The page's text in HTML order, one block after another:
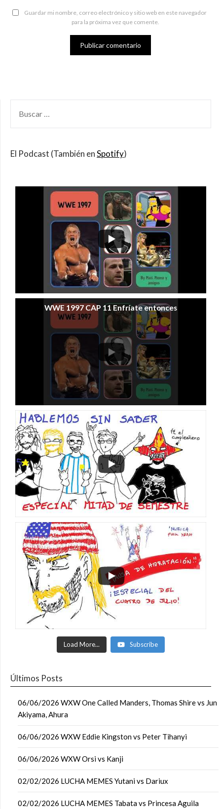
Guardar mi nombre, correo electrónico y sitio web en este navegador
para la próxima vez que comente.
POR:
El Podcast (También enSpotify)
WWE 1997 CAP 11 Enfríate entonces
Load More... Subscribe
Últimos Posts
06/06/2026 WXW One Called Manders, Thomas Shire vs Jun
Akiyama, Ahura
06/06/2026 WXW Eddie Kingston vs Peter Tihanyi
06/06/2026 WXW Orsi vs Kanji
02/02/2026 LUCHA MEMES Yutani vs Dariux
02/02/2026 LUCHA MEMES Tabata vs Princesa Aguila